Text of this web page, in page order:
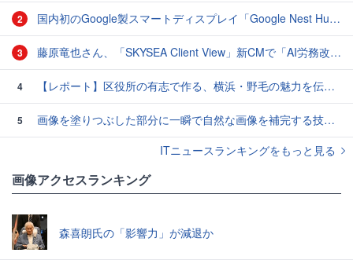
2 国内初のGoogle製スマートディスプレイ「Google Nest Hub」実機レビュー！
3 藤原竜也さん、「SKYSEA Client View」新CMで「AI労務改善」をアピール 働き方をAIが分析したら「すぐに休んで」と言われる？
4 【レポート】区役所の有志で作る、横浜・野毛の魅力を伝えるCM
5
画像を塗りつぶした部分に一瞬で自然な画像を補完する技術を早稲田大学の研究者が開発
ITニュースランキングをもっと見る
画像アクセスランキング
森喜朗氏の「影響力」が減退か